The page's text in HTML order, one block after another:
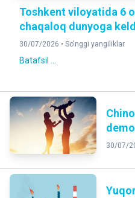
Toshkent viloyatida 6
chaqaloq dunyoga
30/07/2026 • So'nggi yangiliklar
Batafsil ...
30/07/